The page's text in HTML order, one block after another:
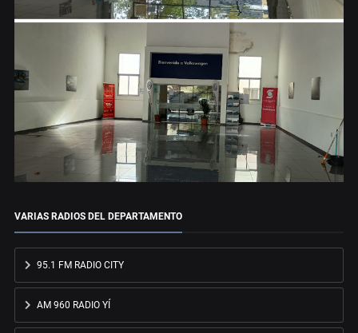
VARIAS RADIOS DEL DEPARTAMENTO
95.1 FM RADIO CITY
AM 960 RADIO YÍ